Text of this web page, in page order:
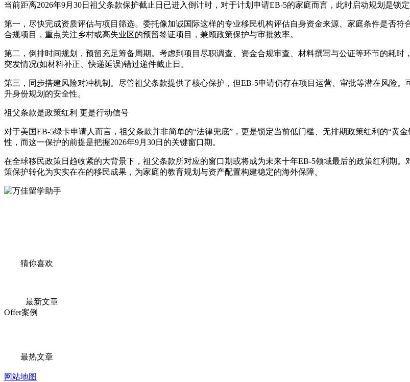
当前距离2026年9月30日祖父条款保护截止日已进入倒计时，对于计划申请EB-5的家庭而言，此时启动规划是锁
第一，尽快完成资质评估与项目筛选。委托像加诚国际这样的专业移民机构评估自身资金来源、家庭条件是否
合规项目，重点关注乡村或高失业区的预留签证项目，兼顾政策保护与审批效率。
第二，倒排时间规划，预留充足筹备周期。考虑到项目尽职调查、资金合规审查、材料撰写与公证等环节的耗
突发情况(如材料补正、快递延误)错过递件截止日。
第三，同步搭建风险对冲机制。尽管祖父条款提供了核心保护，但EB-5申请仍存在项目运营、审批等潜在风险
升身份规划的安全性。
祖父条款是政策红利 更是行动信号
对于美国EB-5绿卡申请人而言，祖父条款并非简单的“法律兜底”，更是锁定当前低门槛、无排期政策红利的“黄
性，而这一保护的前提是把握2026年9月30日的关键窗口期。
在全球移民政策日趋收紧的大背景下，祖父条款所对应的窗口期或将成为未来十年EB-5领域最后的政策红利期
策保护转化为实实在在的移民成果，为家庭的教育规划与资产配置构建稳定的海外保障。
猜你喜欢
最新文章
Offer案例
最热文章
网站地图